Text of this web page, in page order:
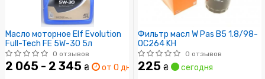
Масло моторное Elf Evolution
Full-Tech FE 5W-30 5л
0 отзывов
2 065 - 2 345 ₴ от 0 дн.
Фильтр масл W Pas B5 1.8/98-
OC264 KH
0 отзывов
225 ₴ сегодня